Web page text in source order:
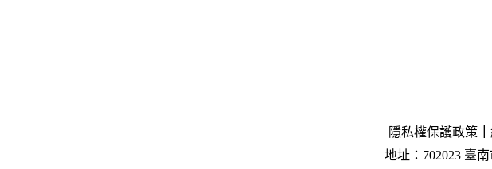
隱私權保護政策
地址：702023 臺